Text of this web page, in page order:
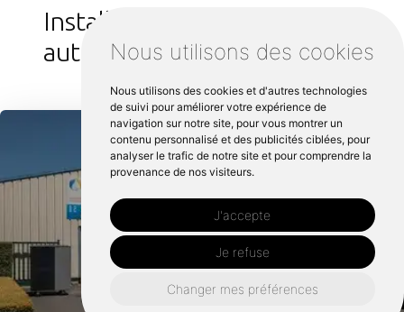
Nous utilisons des cookies
Nous utilisons des cookies et d'autres technologies
de suivi pour améliorer votre expérience de
navigation sur notre site, pour vous montrer un
contenu personnalisé et des publicités ciblées, pour
analyser le trafic de notre site et pour comprendre la
provenance de nos visiteurs.
J'accepte
Je refuse
Changer mes préférences
Installation chaudière gaz
autour de Ploubalay :